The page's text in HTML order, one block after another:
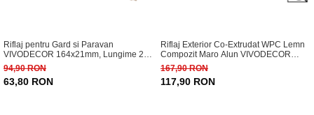
Riflaj pentru Gard si Paravan
VIVODECOR 164x21mm, Lungime 2
m, Riflaj cu Fata Dubla Maro Alun din
WPC Lemn Compozit .
94,90 RON
63,80 RON
Riflaj Exterior Co-Extrudat WPC Lemn
Compozit Maro Alun VIVODECOR
220x26 mm, Lungime 2.9 m
167,90 RON
117,90 RON